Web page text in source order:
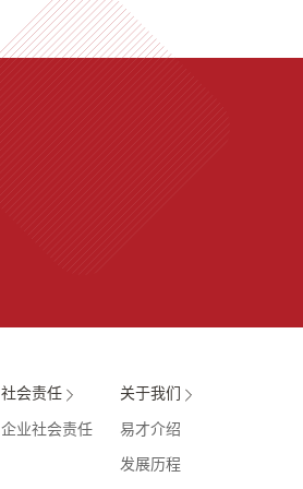
社会责任
企业社会责任
关于我们
易才介绍
发展历程